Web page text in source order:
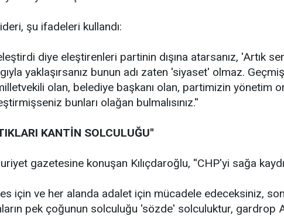
şu ifadeleri kullandı:
diye eleştirenleri partinin dışına atarsanız, 'Artık
yaklaşırsanız bunun adı zaten 'siyaset' olmaz.
olan, belediye başkanı olan, partimizin yönetim
bunları olağan bulmalısınız.''
KANTİN SOLCULUĞU''
gazetesine konuşan Kılıçdaroğlu, ''CHP'yi sağa
için ve her alanda adalet için mücadele edeceksiniz,
pek çoğunun solculuğu 'sözde' solculuktur,